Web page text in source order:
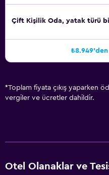
Çift ​Kişilik Oda, yatak türü
₺8.949'den
*Toplam fiyata çıkış yaparken
vergiler ve ücretler dahildir.
Otel Olanaklar ve